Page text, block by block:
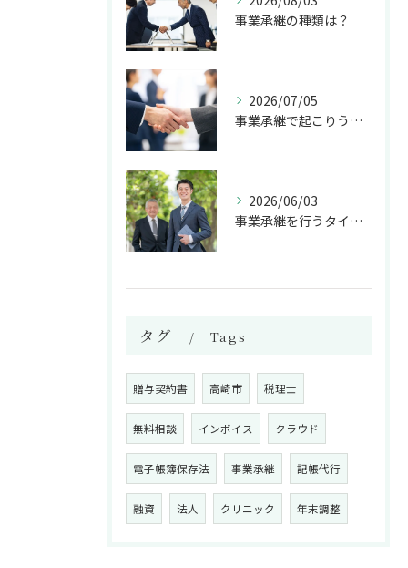
事業承継の種類は？
2026/07/05
事業承継で起こりうるトラブルとは
2026/06/03
事業承継を行うタイミングは？
タグ Tags
贈与契約書 高崎市 税理士
無料相談 インボイス クラウド
電子帳簿保存法 事業承継 記帳代行
融資 法人 クリニック 年末調整